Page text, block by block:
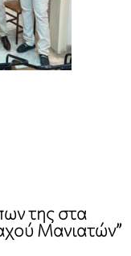
της στα
Μανιατών”